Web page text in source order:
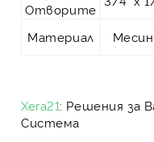
Отворите
Материал
Xera21: Решения за
Система